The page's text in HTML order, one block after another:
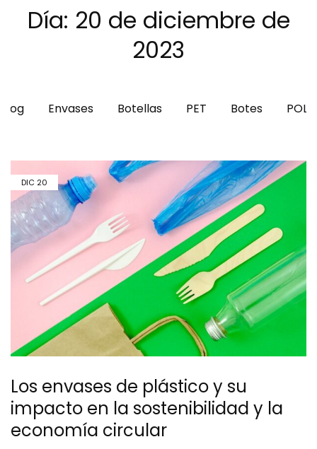
Día: 20 de diciembre de
2023
Blog Envases Botellas PET Botes
DIC 20
Los envases de plástico y su
impacto en la sostenibilidad y la
economía circular